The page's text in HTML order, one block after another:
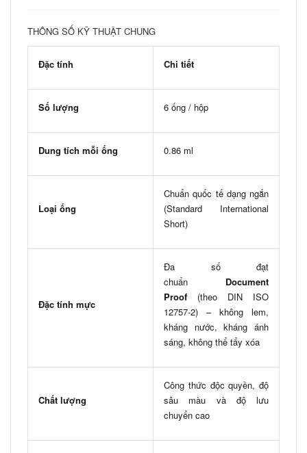
THÔNG SỐ KỸ THUẬT CHUNG
Đặc tính Chi tiết
Số lượng 6 ống / hộp
Dung tích mỗi ống 0.86 ml
Loại ống
Chuẩn quốc tế dạng ngắn
(Standard International
Short)
Đặc tính mực
Đa số đạt
chuẩn Document
Proof (theo DIN ISO
12757-2) – không lem,
kháng nước, kháng ánh
sáng, không thể tẩy xóa
Chất lượng
Công thức độc quyền, độ
sâu màu và độ lưu
chuyển cao